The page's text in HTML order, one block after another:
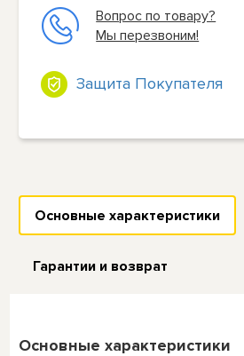
Вопрос по товару?
Мы перезвоним!
Защита Покупателя
Основные характеристики
Гарантии и возврат
Основные характеристики